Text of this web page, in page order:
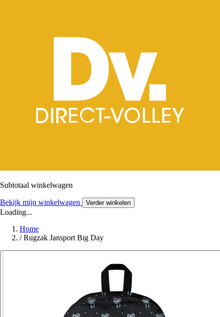
Subtotaal winkelwagen
Bekijk mijn winkelwagen Verder winkelen
Loading...
Home
/ Rugzak Jansport Big Day